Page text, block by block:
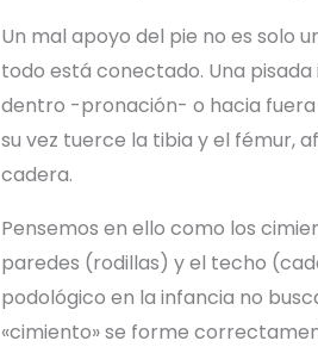
Un mal apoyo del pie no es solo
todo está conectado. Una
dentro -pronación- o hacia
su vez tuerce la tibia y el fémur,
cadera.
Pensemos en ello como los
paredes (rodillas) y el techo
podológico en la infancia no
«cimiento» se forme